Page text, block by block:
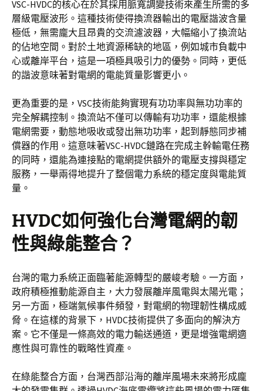
VSC-HVDC的核心在於其採用脈寬調變技術來產生所需的多
層級電壓波形。這種技術使得換流器輸出的電壓諧波含量
極低，無需龐大且昂貴的交流濾波器，大幅縮小了換流站
的佔地空間。對於土地資源稀缺的地區，例如城市負載中
心或離岸平台，這是一項極具吸引力的優勢。同時，更低
的諧波意味著對電網的電能質量影響更小。
更為重要的是，VSC技術能夠實現有功功率與無功功率的
完全解耦控制。換流站不僅可以傳輸有功功率，還能根據
電網需要，動態地吸收或發出無功功率，起到靜態同步補
償器的作用。這意味著VSC-HVDC鏈路在完成主幹輸電任務
的同時，還能為連接點的電網提供額外的電壓支撐與穩定
服務，一舉兩得地提升了整個電力系統的穩定度與電能質
量。
HVDC如何強化台灣電網的韌
性與綠能整合？
台灣的電力系統正面臨著能源轉型的嚴峻考驗。一方面，
政府積極推動能源自主，大力發展離岸風電與太陽光電；
另一方面，極端氣候事件頻發，對電網的物理韌性構成威
脅。在這樣的背景下，HVDC技術提供了多面向的解決方
案。它不僅是一條高效的電力輸送通道，更是增強電網適
應性與可靠性的戰略性資產。
在綠能整合方面，台灣西部沿海的離岸風場未來將形成龐